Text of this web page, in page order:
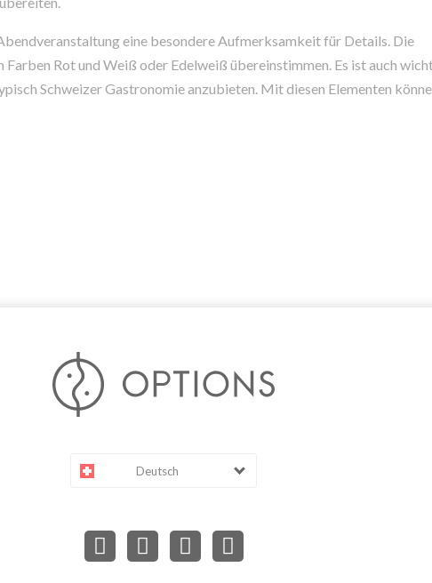
eine besondere Aufmerksamkeit für Details. Die
Rot und Weiß oder Edelweiß übereinstimmen. Es ist auch
Schweizer Gastronomie anzubieten. Mit diesen Elementen
Deutsch